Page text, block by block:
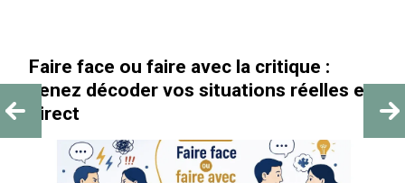
Faire face ou faire avec la critique :
venez décoder vos situations réelles en
direct